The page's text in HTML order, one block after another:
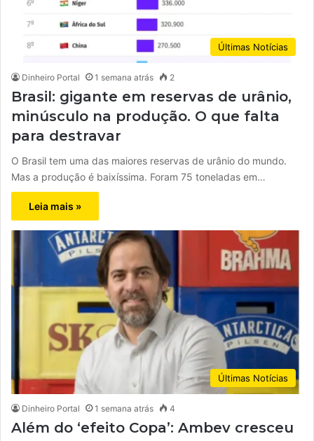
Últimas Notícias
Dinheiro Portal 1 semana atrás 2
Brasil: gigante em reservas de urânio,
minúsculo na produção. O que falta
para destravar
O Brasil tem uma das maiores reservas de urânio do mundo.
Mas a produção é baixíssima. Foram 75 toneladas em…
Leia mais »
Últimas Notícias
Dinheiro Portal 1 semana atrás 4
Além do ‘efeito Copa’: Ambev cresceu